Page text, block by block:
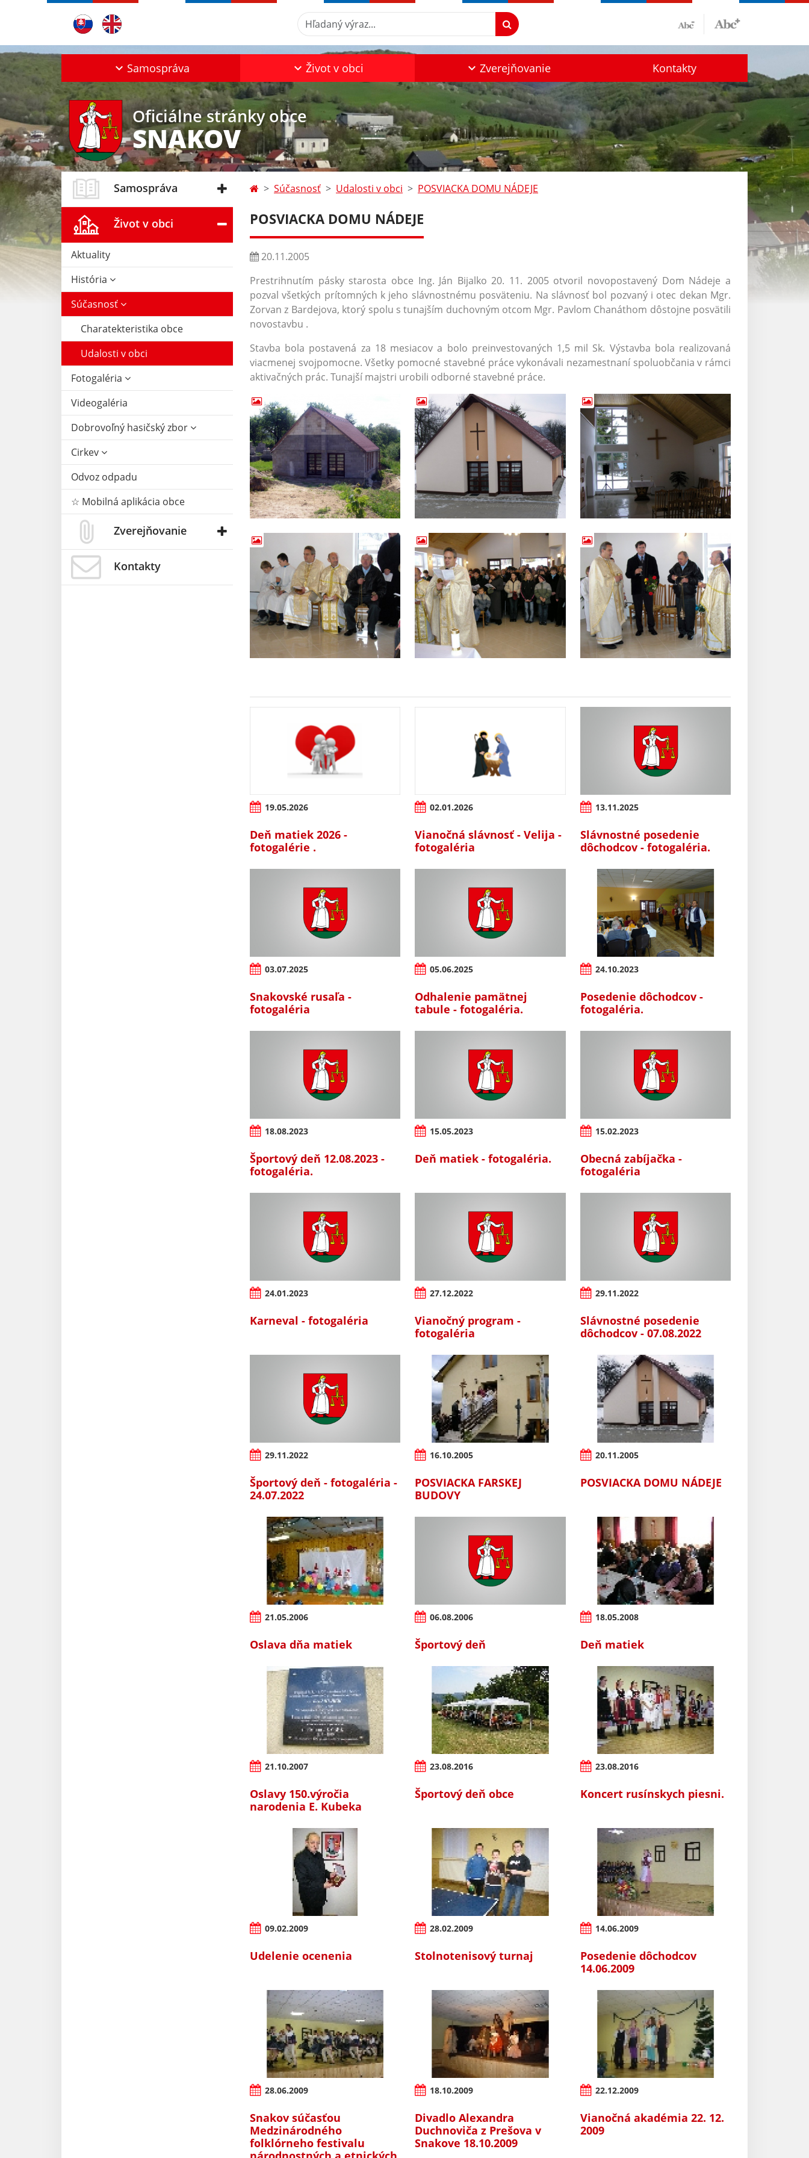
Hľadaný výraz...
Samospráva Život v obci Zverejňovanie Kontakty
Oficiálne stránky obce
SNAKOV
Samospráva
Život v obci
Aktuality
História
Súčasnosť
Charatekteristika obce
Udalosti v obci
Fotogaléria
Videogaléria
Dobrovoľný hasičský zbor
Cirkev
Odvoz odpadu
☆ Mobilná aplikácia obce
Zverejňovanie
Kontakty
Súčasnosť Udalosti v obci POSVIACKA DOMU NÁDEJE
POSVIACKA DOMU NÁDEJE
20.11.2005
Prestrihnutím pásky starosta obce Ing. Ján Bijalko 20. 11. 2005 otvoril novopostavený Dom Nádeje a
pozval všetkých prítomných k jeho slávnostnému posväteniu. Na slávnosť bol pozvaný i otec dekan Mgr.
Zorvan z Bardejova, ktorý spolu s tunajším duchovným otcom Mgr. Pavlom Chanáthom dôstojne posvätili
novostavbu .
Stavba bola postavená za 18 mesiacov a bolo preinvestovaných 1,5 mil Sk. Výstavba bola realizovaná
viacmenej svojpomocne. Všetky pomocné stavebné práce vykonávali nezamestnaní spoluobčania v rámci
aktivačných prác. Tunajší majstri urobili odborné stavebné práce.
19.05.2026
Deň matiek 2026 -
fotogalérie .
02.01.2026
Vianočná slávnosť - Velija -
fotogaléria
13.11.2025
Slávnostné posedenie
dôchodcov - fotogaléria.
03.07.2025
Snakovské rusaľa -
fotogaléria
05.06.2025
Odhalenie pamätnej
tabule - fotogaléria.
24.10.2023
Posedenie dôchodcov -
fotogaléria.
18.08.2023
Športový deň 12.08.2023 -
fotogaléria.
15.05.2023
Deň matiek - fotogaléria.
15.02.2023
Obecná zabíjačka -
fotogaléria
24.01.2023
Karneval - fotogaléria
27.12.2022
Vianočný program -
fotogaléria
29.11.2022
Slávnostné posedenie
dôchodcov - 07.08.2022
29.11.2022
Športový deň - fotogaléria -
24.07.2022
16.10.2005
POSVIACKA FARSKEJ
BUDOVY
20.11.2005
POSVIACKA DOMU NÁDEJE
21.05.2006
Oslava dňa matiek
06.08.2006
Športový deň
18.05.2008
Deň matiek
21.10.2007
Oslavy 150.výročia
narodenia E. Kubeka
23.08.2016
Športový deň obce
23.08.2016
Koncert rusínskych piesni.
09.02.2009
Udelenie ocenenia
28.02.2009
Stolnotenisový turnaj
14.06.2009
Posedenie dôchodcov
14.06.2009
28.06.2009
Snakov súčasťou
Medzinárodného
folklórneho festivalu
18.10.2009
Divadlo Alexandra
Duchnoviča z Prešova v
Snakove 18.10.2009
22.12.2009
Vianočná akadémia 22. 12.
2009